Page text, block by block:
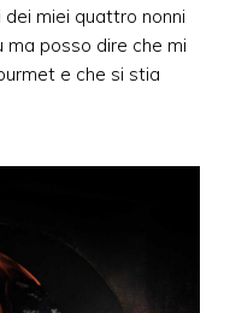
miei quattro nonni
ma posso dire che mi
e che si stia